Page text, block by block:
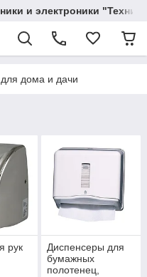
и электроники
дома и дачи
рук
Диспенсеры для
бумажных
полотенец,